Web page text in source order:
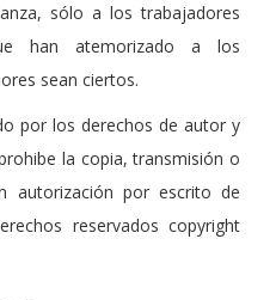
sólo a los trabajadores
han atemorizado a los
sean ciertos.
por los derechos de autor y
la copia, transmisión o
autorización por escrito de
reservados copyright